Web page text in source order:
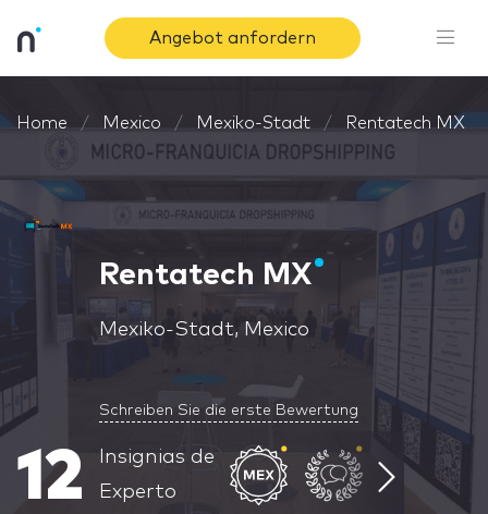
Angebot anfordern
Home Mexico Mexiko-Stadt Rentatech MX
Rentatech MX
Mexiko-Stadt, Mexico
Schreiben Sie die erste Bewertung
12
Insignias de
Experto